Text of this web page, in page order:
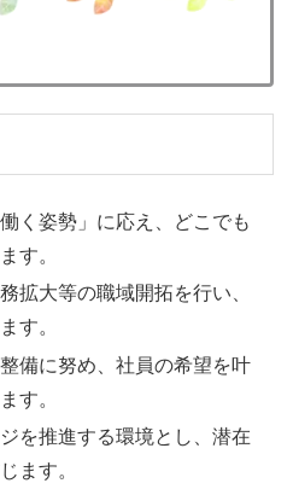
く姿勢」に応え、どこでも
す。
拡大等の職域開拓を行い、
す。
備に努め、社員の希望を叶
す。
を推進する環境とし、潜在
ます。